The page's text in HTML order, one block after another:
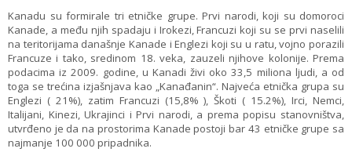
Kanadu su formirale tri etničke grupe. Prvi narodi, koji su domoroci
Kanade, a među njih spadaju i Irokezi, Francuzi koji su se prvi naselili
na teritorijama današnje Kanade i Englezi koji su u ratu, vojno porazili
Francuze i tako, sredinom 18. veka, zauzeli njihove kolonije. Prema
podacima iz 2009. godine, u Kanadi živi oko 33,5 miliona ljudi, a od
toga se trećina izjašnjava kao „Kanađanin“. Najveća etnička grupa su
Englezi ( 21%), zatim Francuzi (15,8% ), Škoti ( 15.2%), Irci, Nemci,
Italijani, Kinezi, Ukrajinci i Prvi narodi, a prema popisu stanovništva,
utvrđeno je da na prostorima Kanade postoji bar 43 etničke grupe sa
najmanje 100 000 pripadnika.